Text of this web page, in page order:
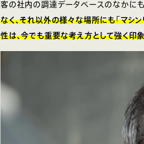
客の社内の調達データベースのなかにも
なく、それ以外の様々な場所にも「マシ
性は、今でも重要な考え方として強く印